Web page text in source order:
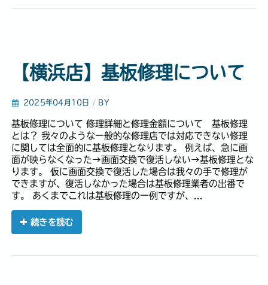
【横浜店】基板修理について
2025年04月10日 / BY
基板修理について 修理詳細と修理金額について 基板修理
とは？ 我々のような一般的な修理店では対応できない修理
に関しては全面的に基板修理となります。 例えば、急に画
面が映らなくなった→画面交換で復活しない→基板修理とな
ります。 仮に画面交換で復活した場合は我々の手で修理が
できますが、復活しなかった場合は基板修理業者の出番で
す。 あくまでこれは基板修理の一例ですが、...
続きを読む